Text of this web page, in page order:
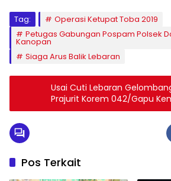
Tag:
Operasi Ketupat Toba 2019
Petugas Gabungan Pospam Polsek
Kanopan
Siaga Arus Balik Lebaran
Usai Cuti Lebaran
Prajurit Korem 042/Gapu
Pos Terkait